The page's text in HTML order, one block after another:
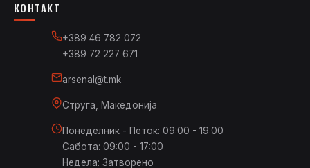
КОНТАКТ
+389 46 782 072
+389 72 227 671
arsenal@t.mk
Струга, Македонија
Понеделник - Петок: 09:00 - 19:00
Сабота: 09:00 - 17:00
Недела: Затворено